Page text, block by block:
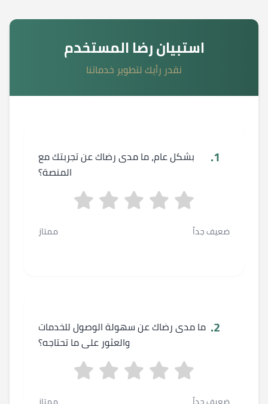
استبيان رضا المستخدم
نقدر رأيك لتطوير خدماتنا
1.
بشكل عام، ما مدى رضاك عن تجربتك مع
المنصة؟
ضعيف جداً ممتاز
2. ما مدى رضاك عن سهولة الوصول للخدمات
والعثور على ما تحتاجه؟